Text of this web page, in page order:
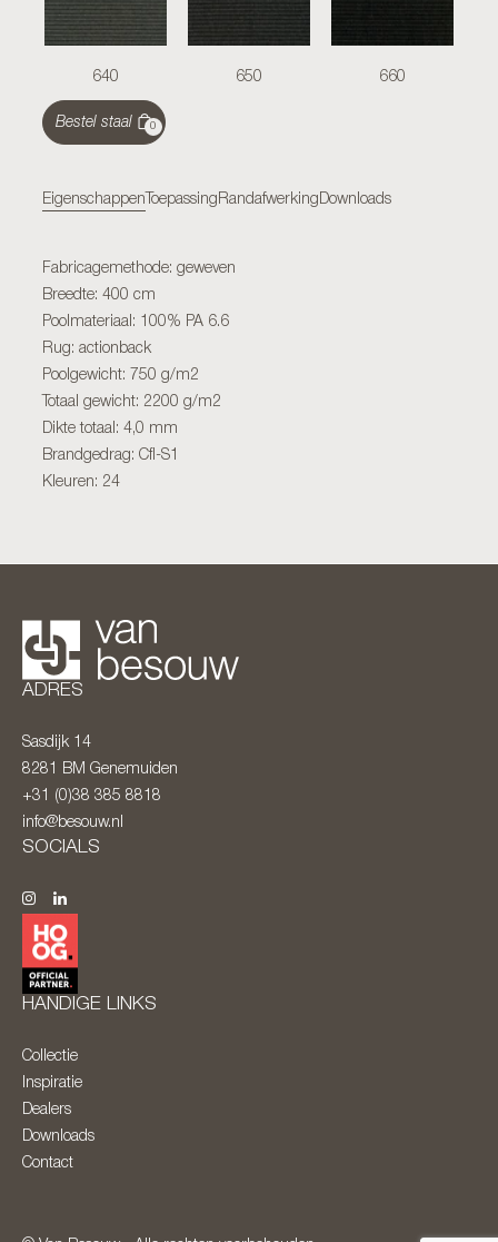
640 650 660
Bestel staal 0
Eigenschappen Toepassing Randafwerking Downloads
Fabricagemethode: geweven
Breedte: 400 cm
Poolmateriaal: 100% PA 6.6
Rug: actionback
Poolgewicht: 750 g/m2
Totaal gewicht: 2200 g/m2
Dikte totaal: 4,0 mm
Brandgedrag: Cfl-S1
Kleuren: 24
ADRES
Sasdijk 14
8281 BM Genemuiden
+31 (0)38 385 8818
info@besouw.nl
SOCIALS
HANDIGE LINKS
Collectie
Inspiratie
Dealers
Downloads
Contact